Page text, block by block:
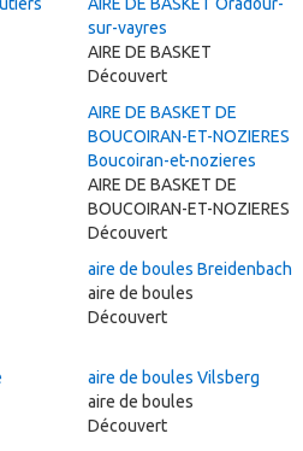
sur-vayres
AIRE DE BASKET
Découvert
AIRE DE BASKET DE
BOUCOIRAN-ET-NOZIERES
Boucoiran-et-nozieres
AIRE DE BASKET DE
BOUCOIRAN-ET-NOZIERES
Découvert
aire de boules Breidenbach
aire de boules
Découvert
aire de boules Vilsberg
aire de boules
Découvert